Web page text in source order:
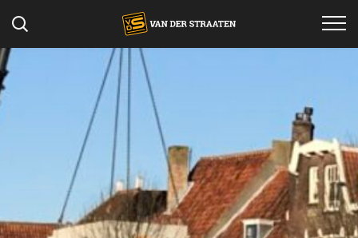
Specialismen
Projecten
Werken bij
Materieel